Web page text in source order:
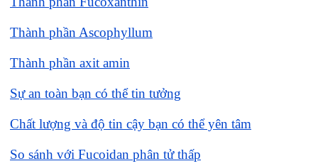
Thành phần Ascophyllum
Thành phần axit amin
Sự an toàn bạn có thể tin tưởng
Chất lượng và độ tin cậy bạn có thể yên tâm
So sánh với Fucoidan phân tử thấp